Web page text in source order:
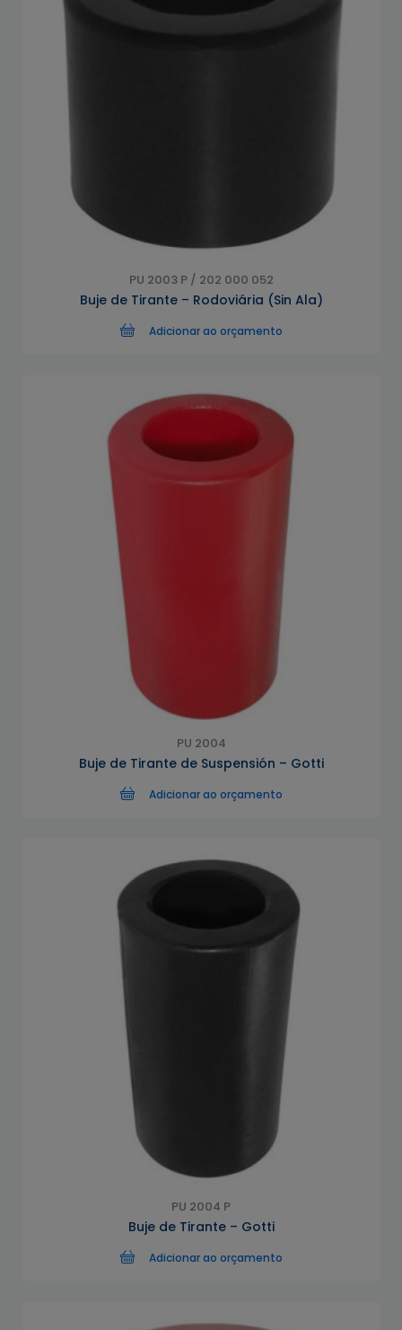
PU 2003 P / 202 000 052
Buje de Tirante – Rodoviária (Sin Ala)
Adicionar ao orçamento
PU 2004
Buje de Tirante de Suspensión – Gotti
Adicionar ao orçamento
PU 2004 P
Buje de Tirante – Gotti
Adicionar ao orçamento